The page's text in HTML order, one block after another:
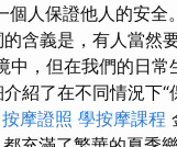
人保證他人的安全
的含義是，有人當然
中，但在我們的日常
紹了在不同情況下“
按摩證照 學按摩課程